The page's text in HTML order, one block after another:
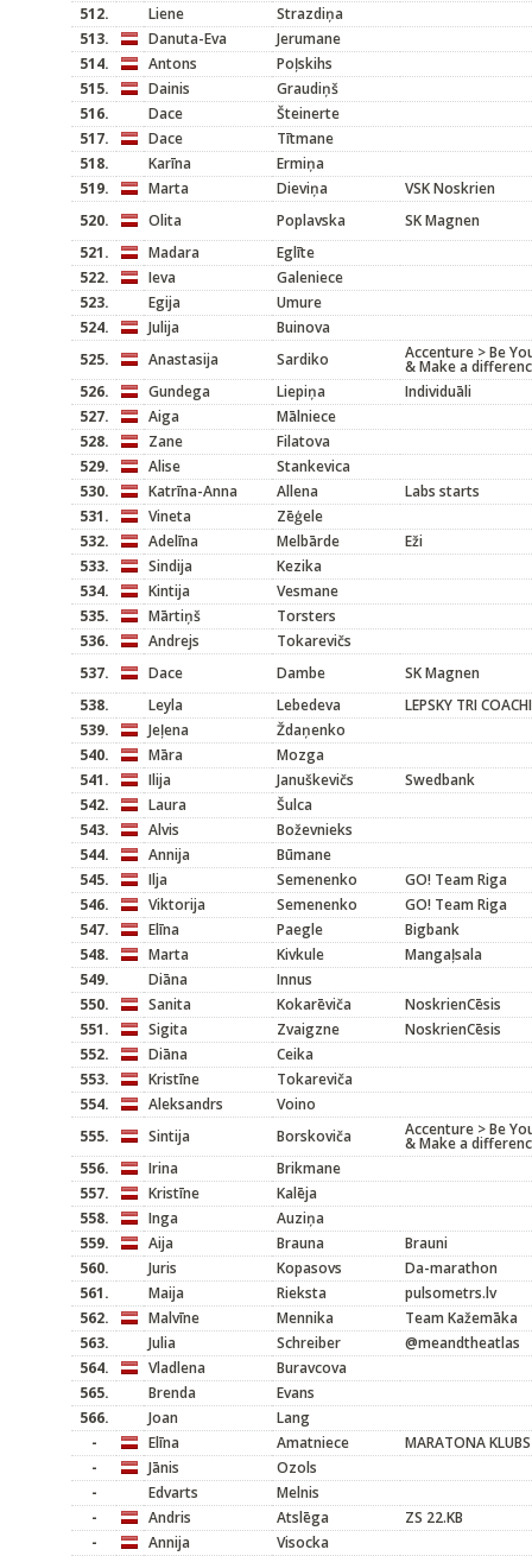
512.
Liene
Strazdiņa
513.
Danuta-Eva
Jerumane
514.
Antons
Poļskihs
515.
Dainis
Graudiņš
516.
Dace
Šteinerte
517.
Dace
Tītmane
518.
Karīna
Ermiņa
519.
Marta Dieviņa
VSK Noskrien
520.
Olita Poplavska
SK Magnen
521.
Madara
Eglīte
522.
Ieva
Galeniece
523.
Egija
Umure
524.
Julija
Buinova
525.
Anastasija Sardiko Accenture > Be
& Make a
526.
Gundega Liepiņa
Individuāli
527.
Aiga
Mālniece
528.
Zane
Filatova
529.
Alise
Stankevica
530.
Katrīna-Anna Allena
Labs starts
531.
Vineta
Zēģele
532.
Adelīna Melbārde
Eži
533.
Sindija
Kezika
534.
Kintija
Vesmane
535.
Mārtiņš
Torsters
536.
Andrejs
Tokarevičs
537.
Dace Dambe
SK Magnen
538.
Leyla Lebedeva
LEPSKY TRI
539.
Jeļena
Ždaņenko
540.
Māra
Mozga
541.
Ilija Januškevičs
Swedbank
542.
Laura
Šulca
543.
Alvis
Boževnieks
544.
Annija
Būmane
545.
Ilja Semenenko
GO! Team Riga
546.
Viktorija Semenenko
GO! Team Riga
547.
Elīna Paegle
Bigbank
548.
Marta Kivkule
Mangaļsala
549.
Diāna
Innus
550.
Sanita Kokarēviča
NoskrienCēsis
551.
Sigita Zvaigzne
NoskrienCēsis
552.
Diāna
Ceika
553.
Kristīne
Tokareviča
554.
Aleksandrs
Voino
555.
Sintija Borskoviča Accenture > Be
& Make a
556.
Irina
Brikmane
557.
Kristīne
Kalēja
558.
Inga
Auziņa
559.
Aija Brauna
Brauni
560.
Juris Kopasovs
Da-marathon
561.
Maija Rieksta
pulsometrs.lv
562.
Malvīne Mennika
Team Kažemāka
563.
Julia Schreiber
@meandtheatlas
564.
Vladlena
Buravcova
565.
Brenda
Evans
566.
Joan
Lang
-
Elīna Amatniece
MARATONA KLUBS
-
Jānis
Ozols
-
Edvarts
Melnis
-
Andris Atslēga
ZS 22.KB
-
Annija
Visocka